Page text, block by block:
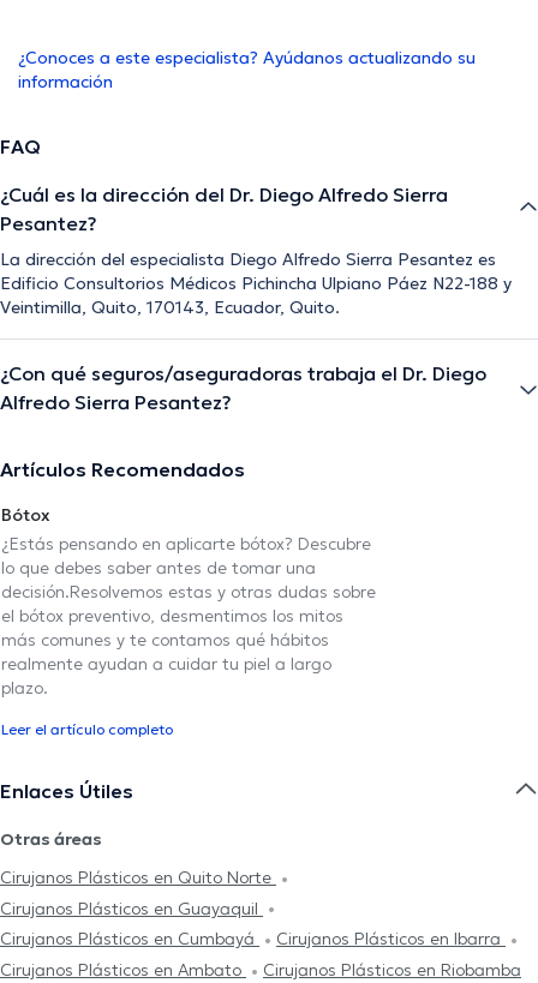
¿Conoces a este especialista? Ayúdanos actualizando su
información
FAQ
¿Cuál es la dirección del Dr. Diego Alfredo Sierra
Pesantez?
La dirección del especialista Diego Alfredo Sierra Pesantez es
Edificio Consultorios Médicos Pichincha Ulpiano Páez N22-188 y
Veintimilla, Quito, 170143, Ecuador, Quito.
¿Con qué seguros/aseguradoras trabaja el Dr. Diego
Alfredo Sierra Pesantez?
Artículos Recomendados
Bótox
¿Estás pensando en aplicarte bótox? Descubre
lo que debes saber antes de tomar una
decisión.Resolvemos estas y otras dudas sobre
el bótox preventivo, desmentimos los mitos
más comunes y te contamos qué hábitos
realmente ayudan a cuidar tu piel a largo
plazo.
Leer el artículo completo
Enlaces Útiles
Otras áreas
Cirujanos Plásticos en Quito Norte
Cirujanos Plásticos en Guayaquil
Cirujanos Plásticos en Cumbayá
Cirujanos Plásticos en Ibarra
Cirujanos Plásticos en Ambato
Cirujanos Plásticos en Riobamba